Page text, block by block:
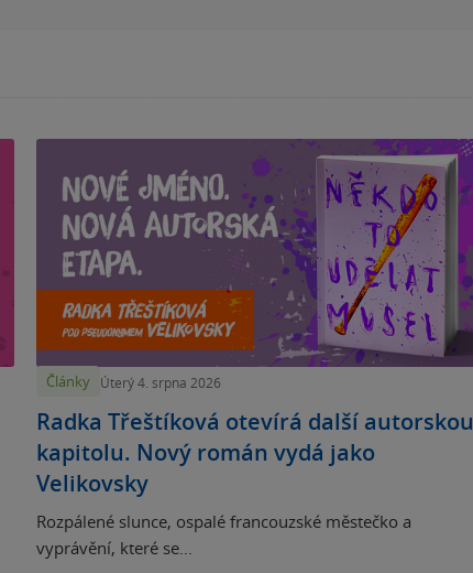
Články Úterý 4. srpna 2026
Radka Třeštíková otevírá další autorskou
kapitolu. Nový román vydá jako
Velikovsky
Rozpálené slunce, ospalé francouzské městečko a
vyprávění, které se...